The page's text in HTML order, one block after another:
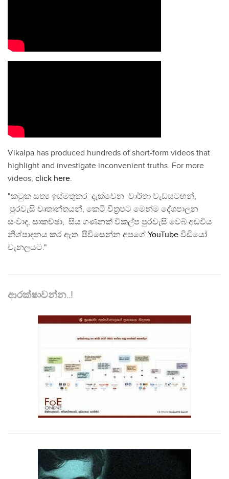
Vikalpa has produced hundreds of short-form videos that
highlight and investigate inconvenient truths. For more
videos, click here.
"කටුක සත්‍ය ඉස්මතුකර දැක්වෙන වාර්තා වැඩසටහන්,
පුරවැසි වෘතාන්තයන්, කෙටි චිත්‍රපට මෙන්ම දේශපාලන
සංවාද, සාකච්ඡා, සිය ගණනක් විකල්ප පුරවැසි වෙබ් අඩවිය
නිශ්පාදනය කර ඇත. පිවිසෙන්න අපගේ YouTube වීඩියෝ
චැනලයට."
ආරක්ෂාවන්න..!